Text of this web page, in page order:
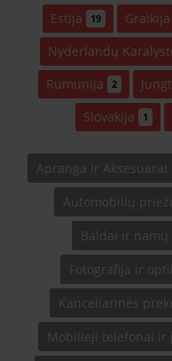
Estija 19 Graikija
Nyderlandų
Rumunija 2
Slovakija 1
Apranga ir Aksesuarai
Automobilių
Baldai ir
Fotografija ir
Kanceliarinės
Mobilieji telefonai ir